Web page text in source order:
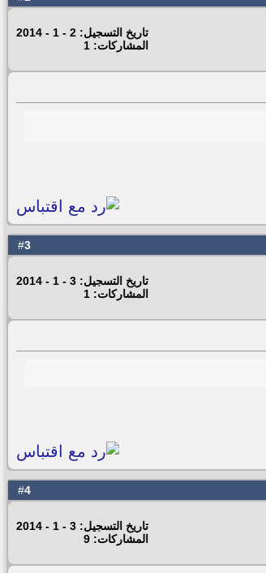
تاريخ التسجيل: 2 - 1 - 2014
المشاركات: 1
3
تاريخ التسجيل: 3 - 1 - 2014
المشاركات: 1
4
تاريخ التسجيل: 3 - 1 - 2014
المشاركات: 9